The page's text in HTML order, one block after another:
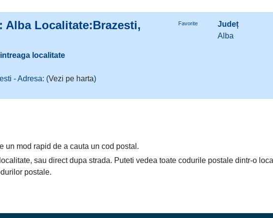
Alba Localitate:Brazesti, Favorite
Județ
Alba
localitate
- Adresa: (Vezi pe harta)
un mod rapid de a cauta un cod postal.
sau direct dupa strada. Puteti vedea toate codurile postale dintr-o
postale.